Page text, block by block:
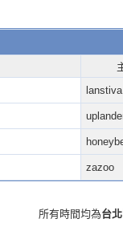
lanstiva
zazoo
所有時間均為台